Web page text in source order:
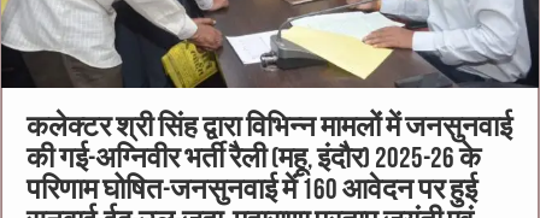
कलेक्टर श्री सिंह द्वारा विभिन्न मामलों में जनसुनवाई
की गई-अग्निवीर भर्ती रैली (महू, इंदौर) 2025-26 के
परिणाम घोषित-जनसुनवाई में 160 आवेदन पर हुई